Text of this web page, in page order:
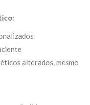
alterados, mesmo